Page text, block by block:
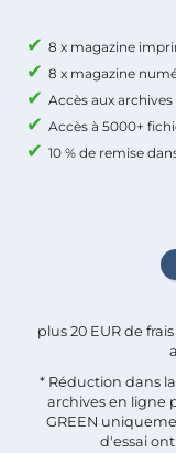
8 x magazine
8 x magazine
Accès aux
Accès à 5000+
10 % de remise
plus 20 EUR de
* Réduction dans
archives en ligne
GREEN
d'essai